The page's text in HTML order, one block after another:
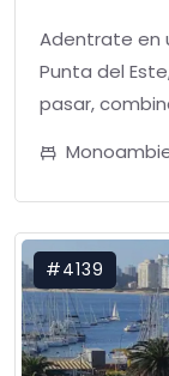
Adentrate en
Punta del
pasar,
#4139